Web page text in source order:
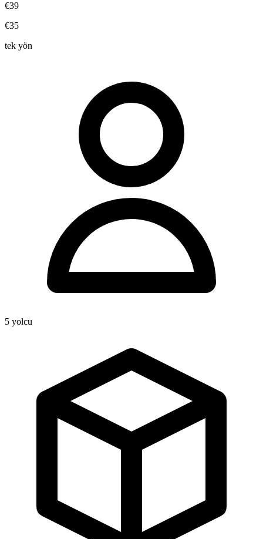
€39
€35
tek yön
5 yolcu